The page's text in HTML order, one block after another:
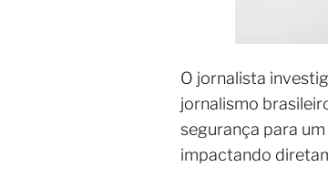
O jornalista
jornalismo
segurança para
impactando